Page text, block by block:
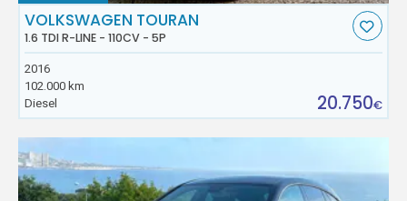
VOLKSWAGEN TOURAN
1.6 TDI R-LINE - 110CV - 5P
2016
102.000 km
Diesel
20.750€